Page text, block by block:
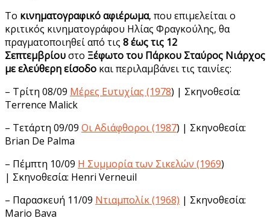
Το κινηματογραφικό αφιέρωμα, που επιμελείται ο
κριτικός κινηματογράφου Ηλίας Φραγκούλης, θα
πραγματοποιηθεί από τις 8 έως τις 12
Σεπτεμβρίουστο Ξέφωτο του Πάρκου Σταύρος Νιάρχος
με ελεύθερη είσοδο και περιλαμβάνει τις ταινίες:
– Τρίτη 08/09 Μέρες Ευτυχίας (1978) | Σκηνοθεσία:
Terrence Malick
– Τετάρτη 09/09 Οι Αδιάφθοροι (1987) | Σκηνοθεσία:
Brian De Palma
– Πέμπτη 10/09 Η Συμμορία των Σικελών (1969)
| Σκηνοθεσία: Henri Verneuil
– Παρασκευή 11/09 Ντιαμπολίκ (1968) | Σκηνοθεσία:
Mario Bava